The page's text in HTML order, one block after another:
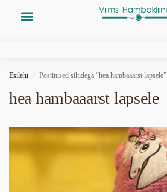
Esileht / Postitused siltidega “hea hambaaarst lapsele”
hea hambaaarst lapsele